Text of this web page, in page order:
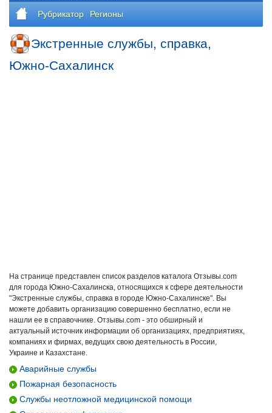
Рубрикатор Регионы
Экстренные службы, справка,
Южно-Сахалинск
На странице представлен список разделов каталога Отзывы.com
для города Южно-Сахалинска, относящихся к сфере деятельности
"Экстренные службы, справка в городе Южно-Сахалинске". Вы
можете добавить организацию совершенно бесплатно, если не
нашли ее в справочнике. Отзывы.com - это обширный и
актуальный источник информации об организациях, предприятиях,
компаниях и фирмах, ведущих свою деятельность в России,
Украине и Казахстане.
Аварийные службы
Пожарная безопасность
Службы неотложной медицинской помощи